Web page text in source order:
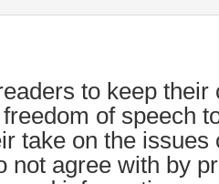
to keep
of speech
take on the issues
not agree with by